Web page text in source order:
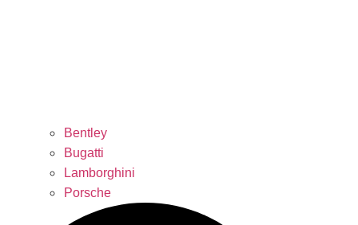
Bentley
Bugatti
Lamborghini
Porsche